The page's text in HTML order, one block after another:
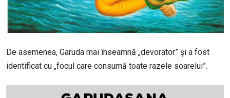
De asemenea, Garuda mai înseamnă „devorator” și a fost
identificat cu „focul care consumă toate razele soarelui”.